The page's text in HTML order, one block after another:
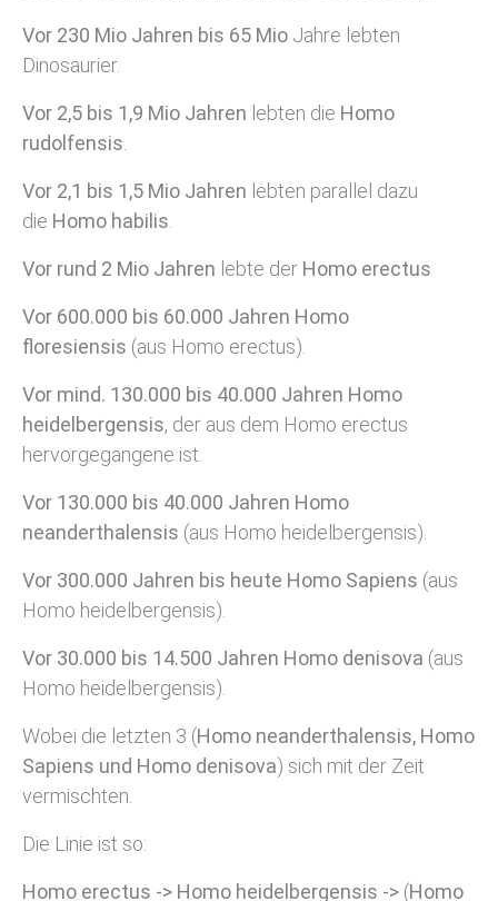
Vor 230 Mio Jahren bis 65 Mio Jahre lebten
Dinosaurier.
Vor 2,5 bis 1,9 Mio Jahren lebten die Homo
rudolfensis
Vor 2,1 bis 1,5 Mio Jahren lebten parallel dazu
die Homo habilis
Vor rund 2 Mio Jahren lebte der Homo erectus
Vor 600.000 bis 60.000 Jahren Homo
floresiensis (aus Homo erectus).
Vor mind. 130.000 bis 40.000 Jahren Homo
heidelbergensis, der aus dem Homo erectus
hervorgegangene ist.
Vor 130.000 bis 40.000 Jahren Homo
neanderthalensis (aus Homo heidelbergensis).
Vor 300.000 Jahren bis heute Homo Sapiens (aus
Homo heidelbergensis).
Vor 30.000 bis 14.500 Jahren Homo denisova (aus
Homo heidelbergensis).
Wobei die letzten 3 (Homo neanderthalensis, Homo
Sapiens und Homo denisova) sich mit der Zeit
vermischten.
Die Linie ist so:
Homo erectus -> Homo heidelbergensis -> (Homo